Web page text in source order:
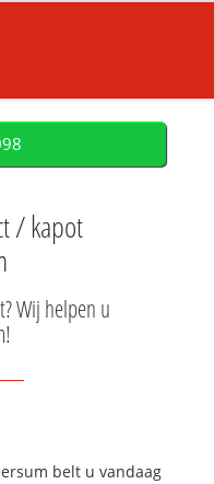
/ kapot
Wij helpen u
belt u vandaag